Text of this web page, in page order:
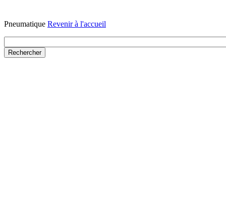
Pneumatique Revenir à l'accueil